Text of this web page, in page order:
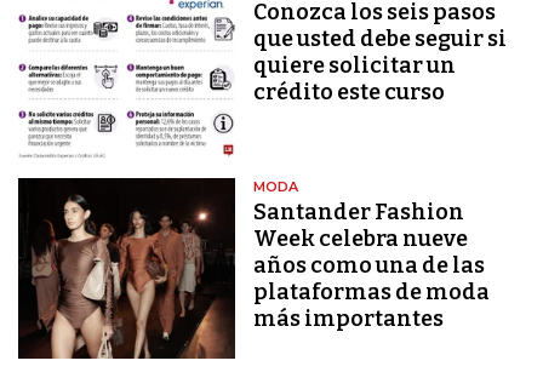
Conozca los seis pasos
que usted debe seguir si
quiere solicitar un
crédito este curso
MODA
Santander Fashion
Week celebra nueve
años como una de las
plataformas de moda
más importantes